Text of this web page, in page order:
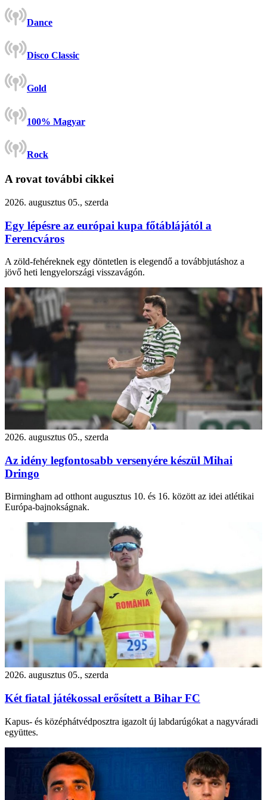
Dance
Disco Classic
Gold
100% Magyar
Rock
A rovat további cikkei
2026. augusztus 05., szerda
Egy lépésre az európai kupa főtáblájától a
Ferencváros
A zöld-fehéreknek egy döntetlen is elegendő a továbbjutáshoz a
jövő heti lengyelországi visszavágón.
2026. augusztus 05., szerda
Az idény legfontosabb versenyére készül Mihai
Dringo
Birmingham ad otthont augusztus 10. és 16. között az idei atlétikai
Európa-bajnokságnak.
2026. augusztus 05., szerda
Két fiatal játékossal erősített a Bihar FC
Kapus- és középhátvédposztra igazolt új labdarúgókat a nagyváradi
együttes.